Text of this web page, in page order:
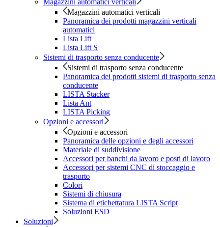
Magazzini automatici verticali
Magazzini automatici verticali
Panoramica dei prodotti magazzini verticali
automatici
Lista Lift
Lista Lift S
Sistemi di trasporto senza conducente
Sistemi di trasporto senza conducente
Panoramica dei prodotti sistemi di trasporto senza
conducente
LISTA Stacker
Lista Ant
LISTA Picking
Opzioni e accessori
Opzioni e accessori
Panoramica delle opzioni e degli accessori
Materiale di suddivisione
Accessori per banchi da lavoro e posti di lavoro
Accessori per sistemi CNC di stoccaggio e
trasporto
Colori
Sistemi di chiusura
Sistema di etichettatura LISTA Script
Soluzioni ESD
Soluzioni